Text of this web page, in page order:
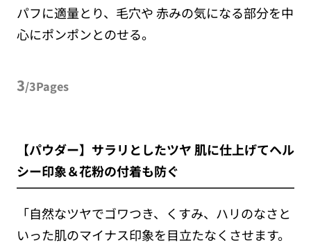
パフに適量とり、毛穴や 赤みの気になる部分を中
心にポンポンとのせる。
3/3Pages
【パウダー】サラリとしたツヤ 肌に仕上げてヘル
シー印象＆花粉の付着も防ぐ
「自然なツヤでゴワつき、くすみ、ハリのなさと
いった肌のマイナス印象を目立たなくさせます。